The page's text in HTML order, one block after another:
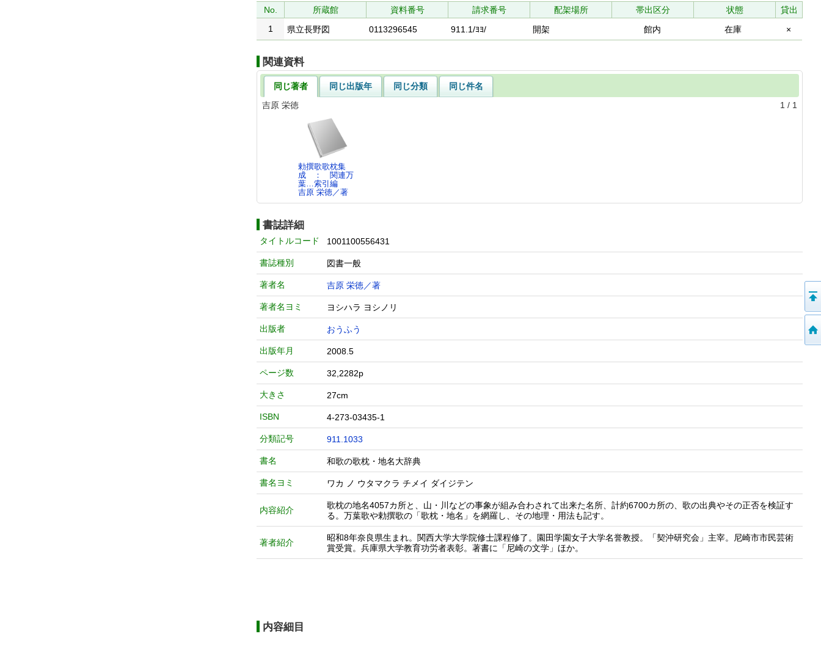
No. 所蔵館 資料番号 請求番号 配架場所 帯出区分 状態
貸出
1
県立長野図 0113296545 911.1/ﾖﾖ/ 開架 館内 在庫 ×
関連資料
同じ著者 同じ出版年 同じ分類
同じ件名
吉原 栄徳
1 / 1
勅撰歌歌枕集
成 ： 関連万
葉…索引編
吉原 栄徳／著
書誌詳細
タイトルコード 1001100556431
書誌種別 図書一般
著者名 吉原 栄徳／著
著者名ヨミ ヨシハラ ヨシノリ
出版者 おうふう
出版年月 2008.5
ページ数 32,2282p
大きさ 27cm
ISBN 4-273-03435-1
分類記号 911.1033
書名 和歌の歌枕・地名大辞典
書名ヨミ ワカ ノ ウタマクラ チメイ ダイジテン
内容紹介
歌枕の地名4057カ所と、山・川などの事象が組み合わされて出来た名所、計約6700カ所の、歌の出典やその正否を検証す
る。万葉歌や勅撰歌の「歌枕・地名」を網羅し、その地理・用法も記す。
著者紹介
昭和8年奈良県生まれ。関西大学大学院修士課程修了。園田学園女子大学名誉教授。「契沖研究会」主宰。尼崎市市民芸術
賞受賞。兵庫県大学教育功労者表彰。著書に「尼崎の文学」ほか。
内容細目